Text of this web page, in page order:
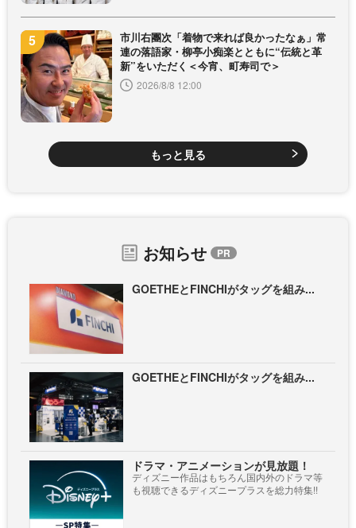
市川右團次「着物で来れば良かったなぁ」常
連の落語家・柳亭小痴楽とともに“伝統と革
新”をいただく＜今宵、町寿司で＞
2026/8/8 12:00
もっと見る
お知らせ
GOETHEとFINCHIがタッグを組み...
GOETHEとFINCHIがタッグを組み...
ドラマ・アニメーションが見放題！
ディズニー作品はもちろん国内外のドラマ等
も視聴できるディズニープラスを総力特集!!